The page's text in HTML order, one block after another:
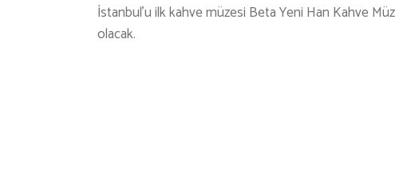
İstanbul’u ilk kahve müzesi Beta Yeni Han Kahve
olacak.